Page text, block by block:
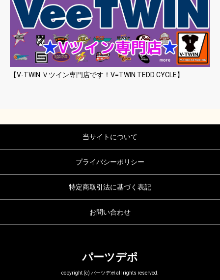
【V-TWIN Ｖツイン専門店です！V=TWIN TEDD CYCLE】
当サイトについて
プライバシーポリシー
特定商取引法に基づく表記
お問い合わせ
パーツデポ
copyright (c) パーツデポ all rights reserved.